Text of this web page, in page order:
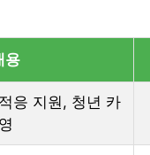
용
응 지원, 청년 카